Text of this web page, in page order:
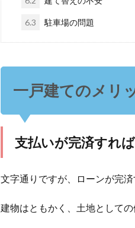
6.3 駐車場の問題
一戸建てのメリ
支払いが完済すれ
文字通りですが、ローンが完
建物はともかく、土地としての